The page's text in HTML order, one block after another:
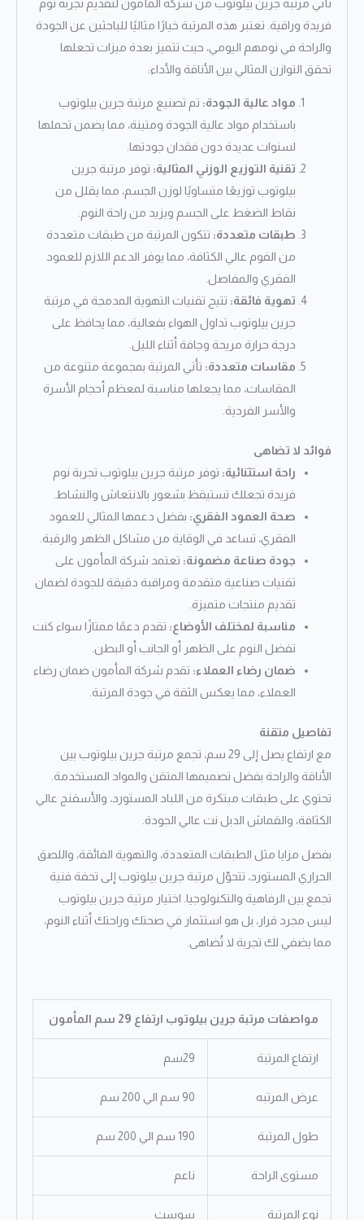
تأتي مرتبة جرين بيلوتوب من شركة المأمون لتقديم تجربة نوم
فريدة وراقية. تعتبر هذه المرتبة خيارًا مثاليًا للباحثين عن الجودة
والراحة في نومهم اليومي، حيث تتميز بعدة ميزات تجعلها
تحقق التوازن المثالي بين الأناقة والأداء:
مواد عالية الجودة: تم تصنيع مرتبة جرين بيلوتوب
باستخدام مواد عالية الجودة ومتينة، مما يضمن تحملها
لسنوات عديدة دون فقدان جودتها.
تقنية التوزيع الوزني المثالية: توفر مرتبة جرين
بيلوتوب توزيعًا متساويًا لوزن الجسم، مما يقلل من
نقاط الضغط على الجسم ويزيد من راحة النوم.
طبقات متعددة: تتكون المرتبة من طبقات متعددة
من الفوم عالي الكثافة، مما يوفر الدعم اللازم للعمود
الفقري والمفاصل.
تهوية فائقة: تتيح تقنيات التهوية المدمجة في مرتبة
جرين بيلوتوب تداول الهواء بفعالية، مما يحافظ على
درجة حرارة مريحة وجافة أثناء الليل.
مقاسات متعددة: تأتي المرتبة بمجموعة متنوعة من
المقاسات، مما يجعلها مناسبة لمعظم أحجام الأسرة
والأسر الفردية.
فوائد لا تضاهى
راحة استثنائية: توفر مرتبة جرين بيلوتوب تجربة نوم
فريدة تجعلك تستيقظ بشعور بالانتعاش والنشاط.
صحة العمود الفقري: بفضل دعمها المثالي للعمود
الفقري، تساعد في الوقاية من مشاكل الظهر والرقبة.
جودة صناعة مضمونة: تعتمد شركة المأمون على
تقنيات صناعية متقدمة ومراقبة دقيقة للجودة لضمان
تقديم منتجات متميزة.
مناسبة لمختلف الأوضاع: تقدم دعمًا ممتازًا سواء كنت
تفضل النوم على الظهر أو الجانب أو البطن.
ضمان رضاء العملاء: تقدم شركة المأمون ضمان رضاء
العملاء، مما يعكس الثقة في جودة المرتبة.
تفاصيل متقنة
مع ارتفاع يصل إلى 29 سم، تجمع مرتبة جرين بيلوتوب بين
الأناقة والراحة بفضل تصميمها المتقن والمواد المستخدمة.
تحتوي على طبقات مبتكرة من اللباد المستورد، والأسفنج عالي
الكثافة، والقماش الدبل نت عالي الجودة.
بفضل مزايا مثل الطبقات المتعددة، والتهوية الفائقة، واللصق
الحراري المستورد، تتحوّل مرتبة جرين بيلوتوب إلى تحفة فنية
تجمع بين الرفاهية والتكنولوجيا. اختيار مرتبة جرين بيلوتوب
ليس مجرد قرار، بل هو استثمار في صحتك وراحتك أثناء النوم،
مما يضفي لك تجربة لا تُضاهى.
مواصفات مرتبة جرين بيلوتوب ارتفاع 29 سم المأمون
ارتفاع المرتبة 29سم
عرض المرتبه 90 سم الي 200 سم
طول المرتبة 190 سم الي 200 سم
مستوى الراحة ناعم
نوع المرتبة سوست